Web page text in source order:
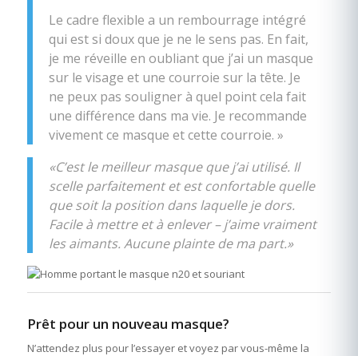
Le cadre flexible a un rembourrage intégré
qui est si doux que je ne le sens pas. En fait,
je me réveille en oubliant que j’ai un masque
sur le visage et une courroie sur la tête. Je
ne peux pas souligner à quel point cela fait
une différence dans ma vie. Je recommande
vivement ce masque et cette courroie. »
«C’est le meilleur masque que j’ai utilisé. Il
scelle parfaitement et est confortable quelle
que soit la position dans laquelle je dors.
Facile à mettre et à enlever – j’aime vraiment
les aimants. Aucune plainte de ma part.»
Prêt pour un nouveau masque?
N’attendez plus pour l’essayer et voyez par vous-même la